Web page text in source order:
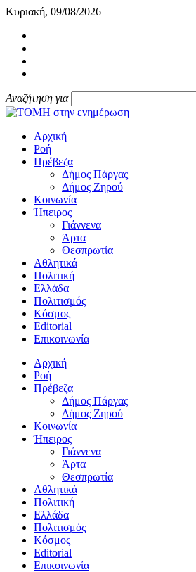
Κυριακή, 09/08/2026
Αναζήτηση για
Αρχική
Ροή
Πρέβεζα
Δήμος Πάργας
Δήμος Ζηρού
Κοινωνία
Ήπειρος
Γιάννενα
Άρτα
Θεσπρωτία
Αθλητικά
Πολιτική
Ελλάδα
Πολιτισμός
Κόσμος
Editorial
Επικοινωνία
Αρχική
Ροή
Πρέβεζα
Δήμος Πάργας
Δήμος Ζηρού
Κοινωνία
Ήπειρος
Γιάννενα
Άρτα
Θεσπρωτία
Αθλητικά
Πολιτική
Ελλάδα
Πολιτισμός
Κόσμος
Editorial
Επικοινωνία